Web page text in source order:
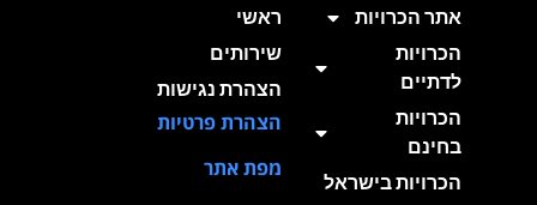
אתר הכרויות
הכרויות
לדתיים
הכרויות
בחינם
הכרויות בישראל
ראשי
שירותים
הצהרת נגישות
הצהרת פרטיות
מפת אתר